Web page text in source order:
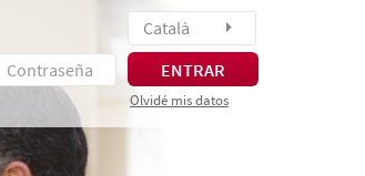
Català
ENTRAR
Olvidé mis datos